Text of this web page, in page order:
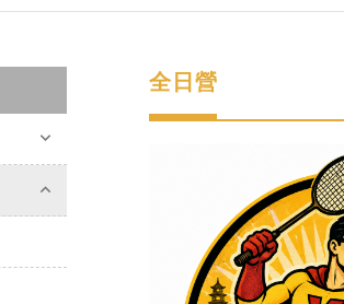
keyboard_arrow_down
keyboard_arrow_up
全日營